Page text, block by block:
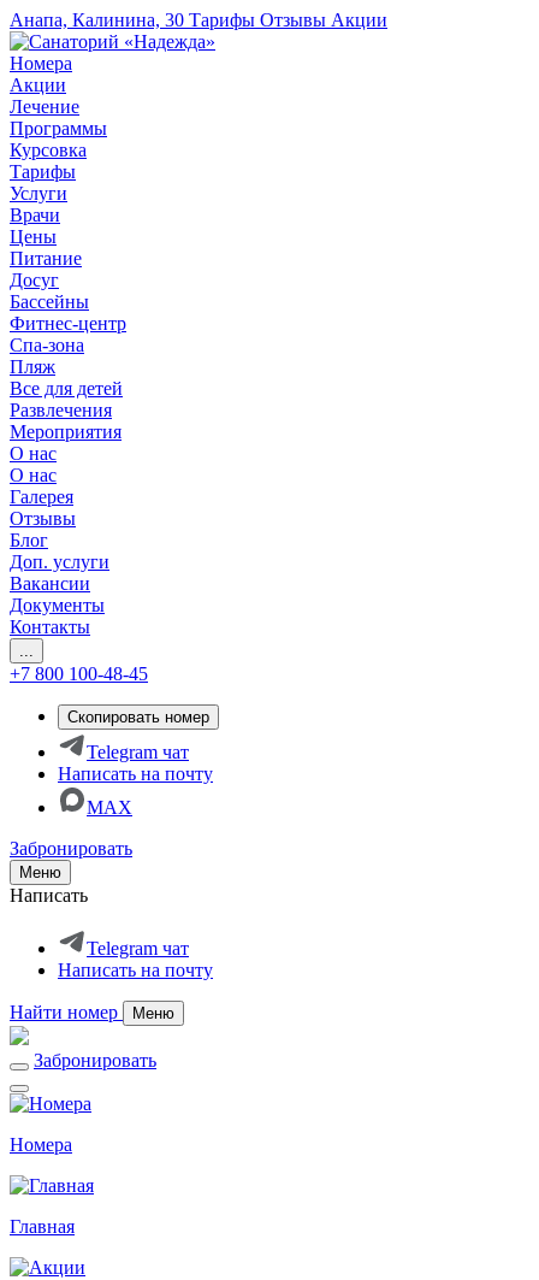
Анапа, Калинина, 30 Тарифы Отзывы Акции
Номера
Акции
Лечение
Программы
Курсовка
Тарифы
Услуги
Врачи
Цены
Питание
Досуг
Бассейны
Фитнес-центр
Спа-зона
Пляж
Все для детей
Развлечения
Мероприятия
О нас
О нас
Галерея
Отзывы
Блог
Доп. услуги
Вакансии
Документы
Контакты
...
+7 800 100-48-45
Скопировать номер
Telegram чат
Написать на почту
MAX
Забронировать
Меню
Написать
Telegram чат
Написать на почту
Найти номер Меню
Забронировать
Номера
Главная